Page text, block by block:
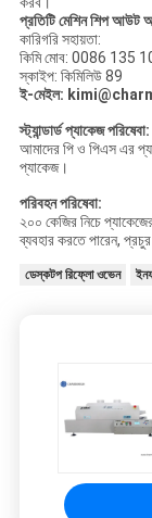
প্রতিটি মেশিন শিপ আউট
কারিগরি সহায়তা:
কিমি মোব: 0086 135
স্কাইপ: কিমিলিউ 89
ই-মেইল:
স্ট্যান্ডার্ড প্যাকেজ পরিষেবা:
আমাদের পি ও পিএস এর
প্যাকেজ।
পরিবহন পরিষেবা:
২০০ কেজির নিচে
ব্যবহার করতে পারেন,
ডেস্কটপ রিফ্লো ওভেন